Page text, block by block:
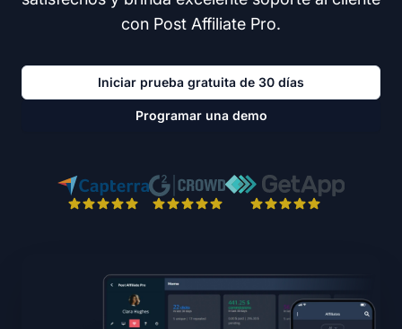
con Post Affiliate Pro.
Iniciar prueba gratuita de 30 días
Programar una demo